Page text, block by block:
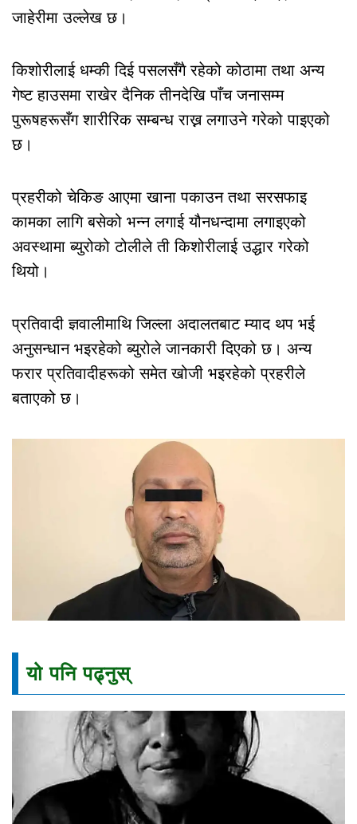
जाहेरीमा उल्लेख छ।
किशोरीलाई धम्की दिई पसलसँगै रहेको कोठामा तथा अन्य
गेष्ट हाउसमा राखेर दैनिक तीनदेखि पाँच जनासम्म
पुरूषहरूसँग शारीरिक सम्बन्ध राख्न लगाउने गरेको पाइएको
छ।
प्रहरीको चेकिङ आएमा खाना पकाउन तथा सरसफाइ
कामका लागि बसेको भन्न लगाई यौनधन्दामा लगाइएको
अवस्थामा ब्युरोको टोलीले ती किशोरीलाई उद्धार गरेको
थियो।
प्रतिवादी ज्ञवालीमाथि जिल्ला अदालतबाट म्याद थप भई
अनुसन्धान भइरहेको ब्युरोले जानकारी दिएको छ। अन्य
फरार प्रतिवादीहरूको समेत खोजी भइरहेको प्रहरीले
बताएको छ।
यो पनि पढ्नुस्